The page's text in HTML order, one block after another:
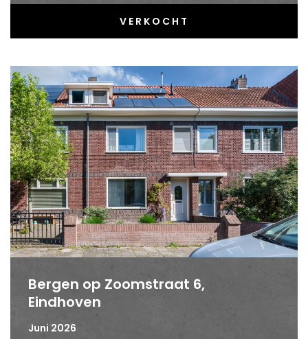
VERKOCHT
Bergen op Zoomstraat 6,
Eindhoven
Juni 2026